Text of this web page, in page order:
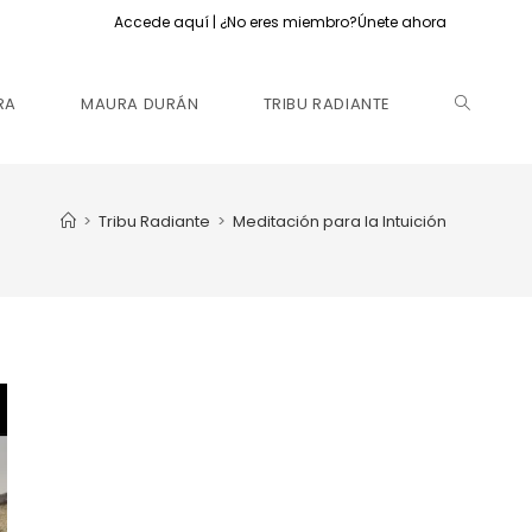
Accede aquí | ¿No eres miembro?Únete ahora
MAURA DURÁN TRIBU RADIANTE
> Tribu Radiante > Meditación para la Intuición